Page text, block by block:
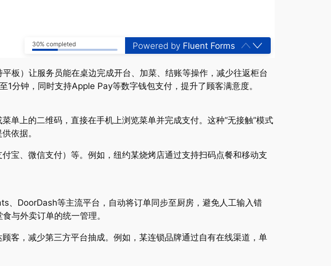
30% completed Powered by Fluent Forms
板）让服务员能在桌边完成开台、加菜、结账等操作，减少往返柜台
分钟，同时支持Apple Pay等数字钱包支付，提升了顾客满意度。
单上的二维码，直接在手机上浏览菜单并完成支付。这种“无接触”模式
依据。
宝、微信支付）等。例如，纽约某烧烤店通过支持扫码点餐和移动支
、DoorDash等主流平台，自动将订单同步至厨房，避免人工输入错
与外卖订单的统一管理。
客，减少第三方平台抽成。例如，某连锁品牌通过自有在线渠道，单